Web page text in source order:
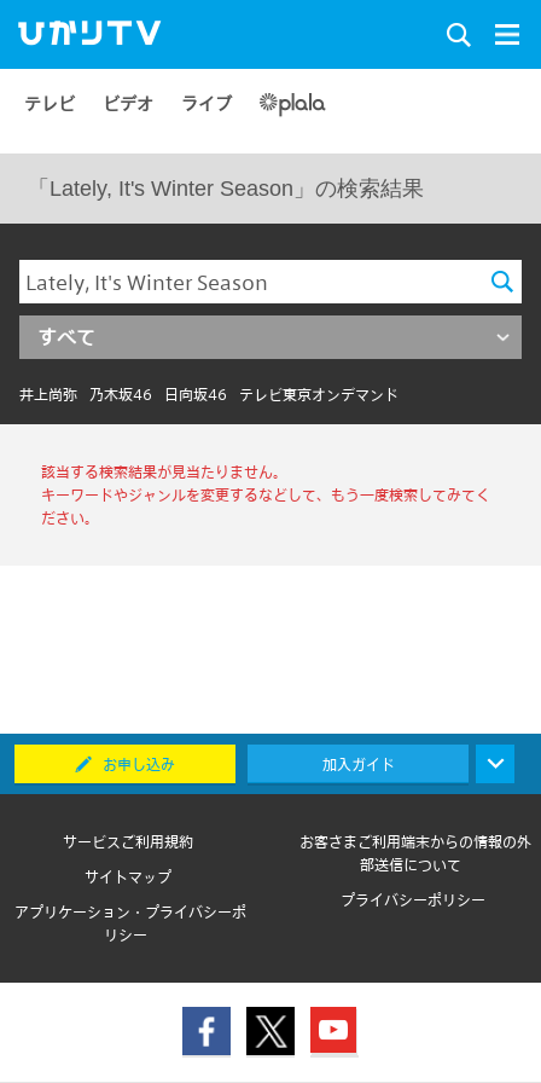
テレビ ビデオ ライブ
「Lately, It's Winter Season」の検索結果
すべて
井上尚弥 乃木坂46 日向坂46 テレビ東京オンデマンド
該当する検索結果が見当たりません。
キーワードやジャンルを変更するなどして、もう一度検索してみてく
ださい。
お申し込み 加入ガイド
サービスご利用規約
お客さまご利用端末からの情報の外
部送信について
サイトマップ
プライバシーポリシー
アプリケーション・プライバシーポ
リシー